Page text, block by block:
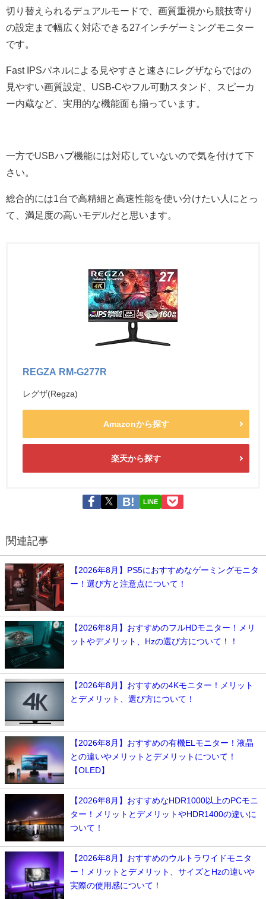
切り替えられるデュアルモードで、画質重視から競技寄り
の設定まで幅広く対応できる27インチゲーミングモニター
です。
Fast IPSパネルによる見やすさと速さにレグザならではの
見やすい画質設定、USB-Cやフル可動スタンド、スピーカ
ー内蔵など、実用的な機能面も揃っています。
一方でUSBハブ機能には対応していないので気を付けて下
さい。
総合的には1台で高精細と高速性能を使い分けたい人にとっ
て、満足度の高いモデルだと思います。
REGZA RM-G277R
レグザ(Regza)
Amazonから探す
楽天から探す
LINE
関連記事
【2026年8月】PS5におすすめなゲーミングモニタ
ー！選び方と注意点について！
【2026年8月】おすすめのフルHDモニター！メリ
ットやデメリット、Hzの選び方について！！
【2026年8月】おすすめの4Kモニター！メリット
とデメリット、選び方について！
【2026年8月】おすすめの有機ELモニター！液晶
との違いやメリットとデメリットについて！
【OLED】
【2026年8月】おすすめなHDR1000以上のPCモニ
ター！メリットとデメリットやHDR1400の違いに
ついて！
【2026年8月】おすすめのウルトラワイドモニタ
ー！メリットとデメリット、サイズとHzの違いや
実際の使用感について！